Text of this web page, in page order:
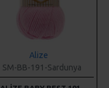
Alize
SM-BB-191-Sardunya